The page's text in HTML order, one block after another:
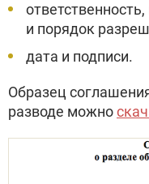
и порядок
дата и подписи.
Образец
разводе можно